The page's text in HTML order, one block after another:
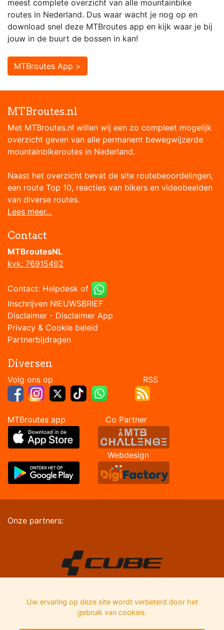
meest complete overzicht van alle mountainbike
routes in Nederland. Dus waar wacht je nog op en
download snel deze MTBroutes app en kijk waar je bij
jouw in de buurt de bossen in kan!
MTBroutes App >
MTBroutes.nl
Met MTBroutes.nl willen wij een zo compleet mogelijk
overzicht geven van alle permanent bewegwijzerde
mountainbikeroutes in Nederland.
Naast het overzicht bevat de site routebeoordelingen,
een route Top 10, reacties van bikers en videobeelden
van diverse routes.
Lees meer...
Contact
MTBroutesNL
kvk: 76915492
Contact: Helpdesk of
Inschrijven NIEUWSBRIEF
Disclaimer - Disclaimer App
Privacy & Cookie beleid
Partnerbijdragen
Diversen
Volg ons op RSS
MTBroutes app Co Partner
Webdesign
Onze partners:
Uw ervaring op deze site wordt verbeterd door het
gebruik van cookies.